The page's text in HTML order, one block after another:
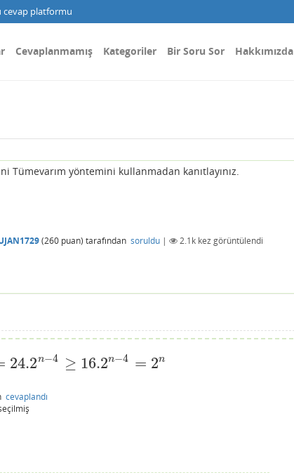
cevap platformu
Cevaplanmamış Kategoriler Bir Soru Sor Hakkımızda
Tümevarım yöntemini kullanmadan kanıtlayınız.
(260 puan) tarafından soruldu | 2.1k kez görüntülendi
24.2n−4 ≥ 16.2n−4 = 2n
n−4=2n
cevaplandı